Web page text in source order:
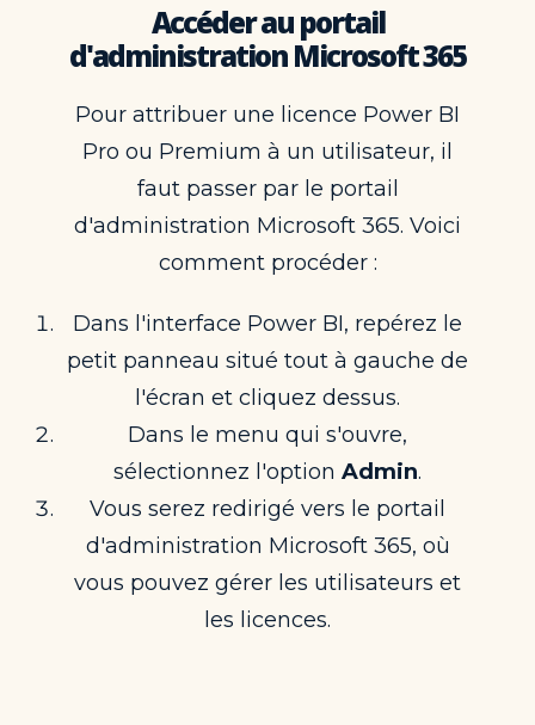
Accéder au portail
d'administration Microsoft 365
Pour attribuer une licence Power BI
Pro ou Premium à un utilisateur, il
faut passer par le portail
d'administration Microsoft 365. Voici
comment procéder :
Dans l'interface Power BI, repérez le
petit panneau situé tout à gauche de
l'écran et cliquez dessus.
Dans le menu qui s'ouvre,
sélectionnez l'option Admin.
Vous serez redirigé vers le portail
d'administration Microsoft 365, où
vous pouvez gérer les utilisateurs et
les licences.